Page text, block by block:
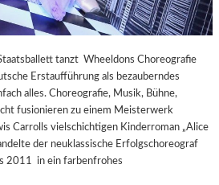
tanzt Wheeldons Choreografie
Erstaufführung als bezauberndes
alles. Choreografie, Musik, Bühne,
fusionieren zu einem Meisterwerk
Carrolls vielschichtigen Kinderroman „Alice
der neuklassische Erfolgschoreograf
2011 in ein farbenfrohes